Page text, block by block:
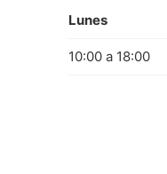
Lunes
10:00 a 18:00